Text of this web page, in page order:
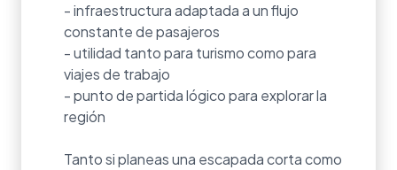
- infraestructura adaptada a un flujo
constante de pasajeros
- utilidad tanto para turismo como para
viajes de trabajo
- punto de partida lógico para explorar la
región
Tanto si planeas una escapada corta como